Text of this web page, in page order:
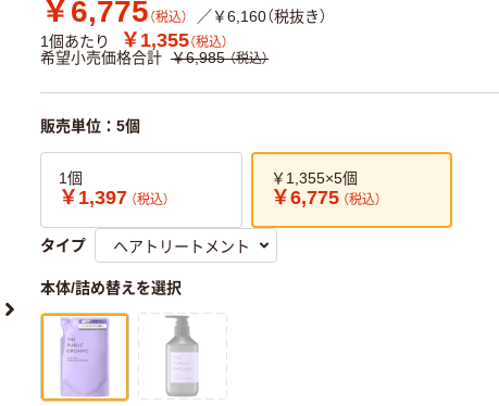
￥6,775 （税込）
／￥6,160（税抜き）
1個あたり
￥1,355（税込）
希望小売価格合計 ￥6,985 （税込）
販売単位：5個
1個
￥1,397 （税込）
￥1,355×5個
￥6,775 （税込）
タイプ
本体/詰め替えを選択